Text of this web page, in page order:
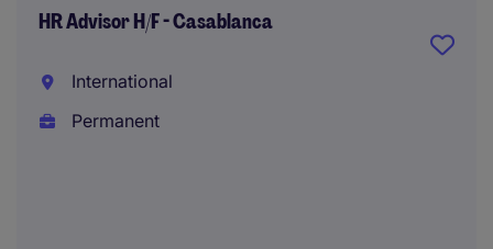
HR Advisor H/F - Casablanca
International
Permanent